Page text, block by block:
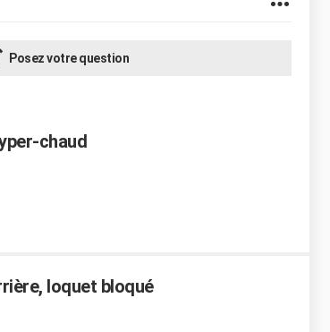
Posez votre question
chaud
loquet bloqué